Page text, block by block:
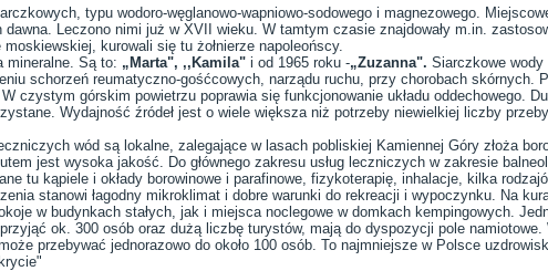
typu wodoro-węglanowo-wapniowo-sodowego i magnezowego.
Leczono nimi już w XVII wieku. W tamtym czasie znajdowały m.in.
kurowali się tu żołnierze napoleońscy.
mineralne. Są to: „Marta", ,,Kamila" i od 1965 roku -„Zuzanna". Siarczkowe wody
schorzeń reumatyczno-gośćcowych, narządu ruchu, przy chorobach skórnych.
czystym górskim powietrzu poprawia się funkcjonowanie układu oddechowego.
Wydajność źródeł jest o wiele większa niż potrzeby niewielkiej liczby
wód są lokalne, zalegające w lasach pobliskiej Kamiennej Góry złoża
jest wysoka jakość. Do głównego zakresu usług leczniczych w zakresie
tu kąpiele i okłady borowinowe i parafinowe, fizykoterapię, inhalacje, kilka
stanowi łagodny mikroklimat i dobre warunki do rekreacji i wypoczynku. Na
w budynkach stałych, jak i miejsca noclegowe w domkach kempingowych.
ok. 300 osób oraz dużą liczbę turystów, mają do dyspozycji pole namiotowe.
przebywać jednorazowo do około 100 osób. To najmniejsze w Polsce